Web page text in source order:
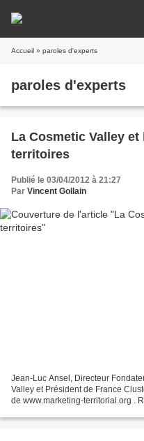
Accueil » paroles d'experts
paroles d'experts
La Cosmetic Valley
territoires
Publié le 03/04/2012 à 21:27
Par Vincent Gollain
Jean-Luc Ansel, Directeur
Valley et Président de France
de www.marketing-territorial.org .